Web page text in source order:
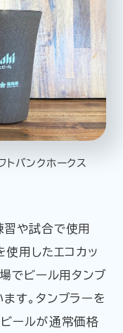
バンクホークス
習や試合で使用
使用したエコカッ
場でビール用タンブ
す。タンブラーを
ールが通常価格